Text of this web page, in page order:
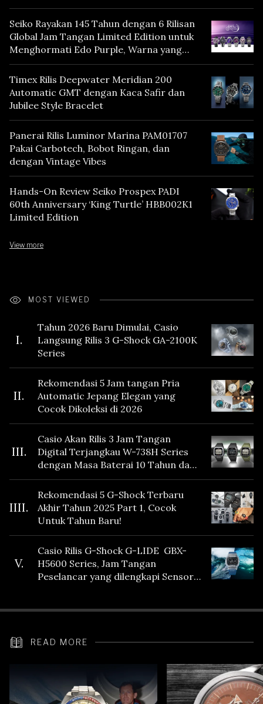
Seiko Rayakan 145 Tahun dengan 6 Rilisan
Global Jam Tangan Limited Edition untuk
Menghormati Edo Purple, Warna yang
Mencerminkan Warisan Tokyo
Timex Rilis Deepwater Meridian 200
Automatic GMT dengan Kaca Safir dan
Jubilee Style Bracelet
Panerai Rilis Luminor Marina PAM01707
Pakai Carbotech, Bobot Ringan, dan
dengan Vintage Vibes
Hands-On Review Seiko Prospex PADI
60th Anniversary ‘King Turtle’ HBB002K1
Limited Edition
View more
MOST VIEWED
I.
Tahun 2026 Baru Dimulai, Casio
Langsung Rilis 3 G-Shock GA-2100K
Series
II.
Rekomendasi 5 Jam tangan Pria
Automatic Jepang Elegan yang
Cocok Dikoleksi di 2026
III.
Casio Akan Rilis 3 Jam Tangan
Digital Terjangkau W-738H Series
dengan Masa Baterai 10 Tahun dan
Fitur Vibration
IIII.
Rekomendasi 5 G-Shock Terbaru
Akhir Tahun 2025 Part 1, Cocok
Untuk Tahun Baru!
V.
Casio Rilis G-Shock G-LIDE GBX-
H5600 Series, Jam Tangan
Peselancar yang dilengkapi Sensor
READ MORE